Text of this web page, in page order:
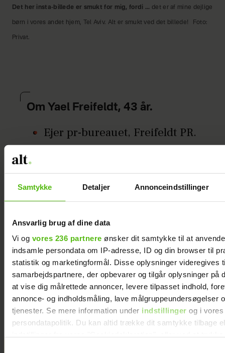
Samtykke Detaljer Annonceindstillinger
Ansvarlig brug af dine data
Vi og vores 236 partnere ønsker dit samtykke til at
indsamle persondata om IP-adresse, ID og din browser til
statistik og marketingformål. Disse oplysninger videregives
samarbejdspartnere, der opbevarer og tilgår oplysninger på
at vise dig målrettede annoncer, levere tilpasset indhold,
annonce- og indholdsmåling, lave målgruppeundersøgelser
tjenester. Se mere information under indstillinger og i vores
persondatapolitik. Du kan altid trække dit samtykke tilbage
Det her insta-billede er smukt for mig, fordi ... det er af mine dejlige
børn i vores andet hjem, Tel Aviv. Alt er smukt ved det billede! Foto:
Privat.
Om Yael Freifeldt, 43 år.
Ejer pr-bureauet, Freifeldt PR.
Mor til Emmanuelle på 7 år og
Noah på 15 år.
MODE MAKEUP